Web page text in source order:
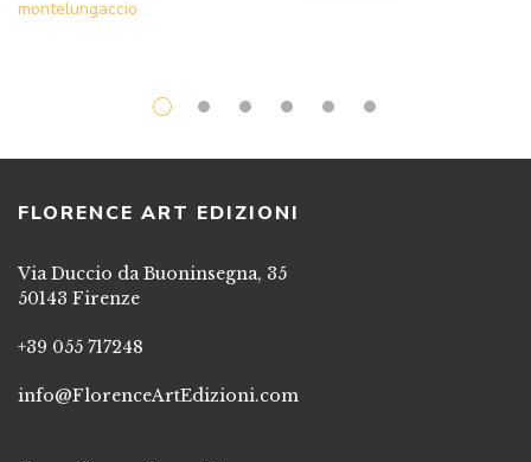
FLORENCE ART EDIZIONI
Via Duccio da Buoninsegna, 35
50143 Firenze
+39 055 717248
info@FlorenceArtEdizioni.com